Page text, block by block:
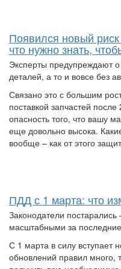
Появился новый
что нужно знать,
Эксперты предупреждают о
деталей, а то и вовсе без
Связано это с большим
поставкой запчастей
опасность того, что вашу
еще довольно высока.
вообще – как от этого
ПДД с 1 марта: что
Законодатели
масштабными за
С 1 марта в силу вступает
обновлений правил много,